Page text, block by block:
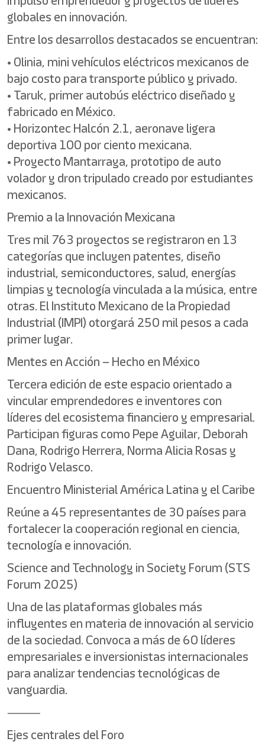
globales en innovación.
Entre los desarrollos destacados se encuentran:
• Olinia, mini vehículos eléctricos mexicanos de
bajo costo para transporte público y privado.
• Taruk, primer autobús eléctrico diseñado y
fabricado en México.
• Horizontec Halcón 2.1, aeronave ligera
deportiva 100 por ciento mexicana.
• Proyecto Mantarraya, prototipo de auto
volador y dron tripulado creado por estudiantes
mexicanos.
Premio a la Innovación Mexicana
Tres mil 763 proyectos se registraron en 13
categorías que incluyen patentes, diseño
industrial, semiconductores, salud, energías
limpias y tecnología vinculada a la música, entre
otras. El Instituto Mexicano de la Propiedad
Industrial (IMPI) otorgará 250 mil pesos a cada
primer lugar.
Mentes en Acción – Hecho en México
Tercera edición de este espacio orientado a
vincular emprendedores e inventores con
líderes del ecosistema financiero y empresarial.
Participan figuras como Pepe Aguilar, Deborah
Dana, Rodrigo Herrera, Norma Alicia Rosas y
Rodrigo Velasco.
Encuentro Ministerial América Latina y el Caribe
Reúne a 45 representantes de 30 países para
fortalecer la cooperación regional en ciencia,
tecnología e innovación.
Science and Technology in Society Forum (STS
Forum 2025)
Una de las plataformas globales más
influyentes en materia de innovación al servicio
de la sociedad. Convoca a más de 60 líderes
empresariales e inversionistas internacionales
para analizar tendencias tecnológicas de
vanguardia.
⸻
Ejes centrales del Foro